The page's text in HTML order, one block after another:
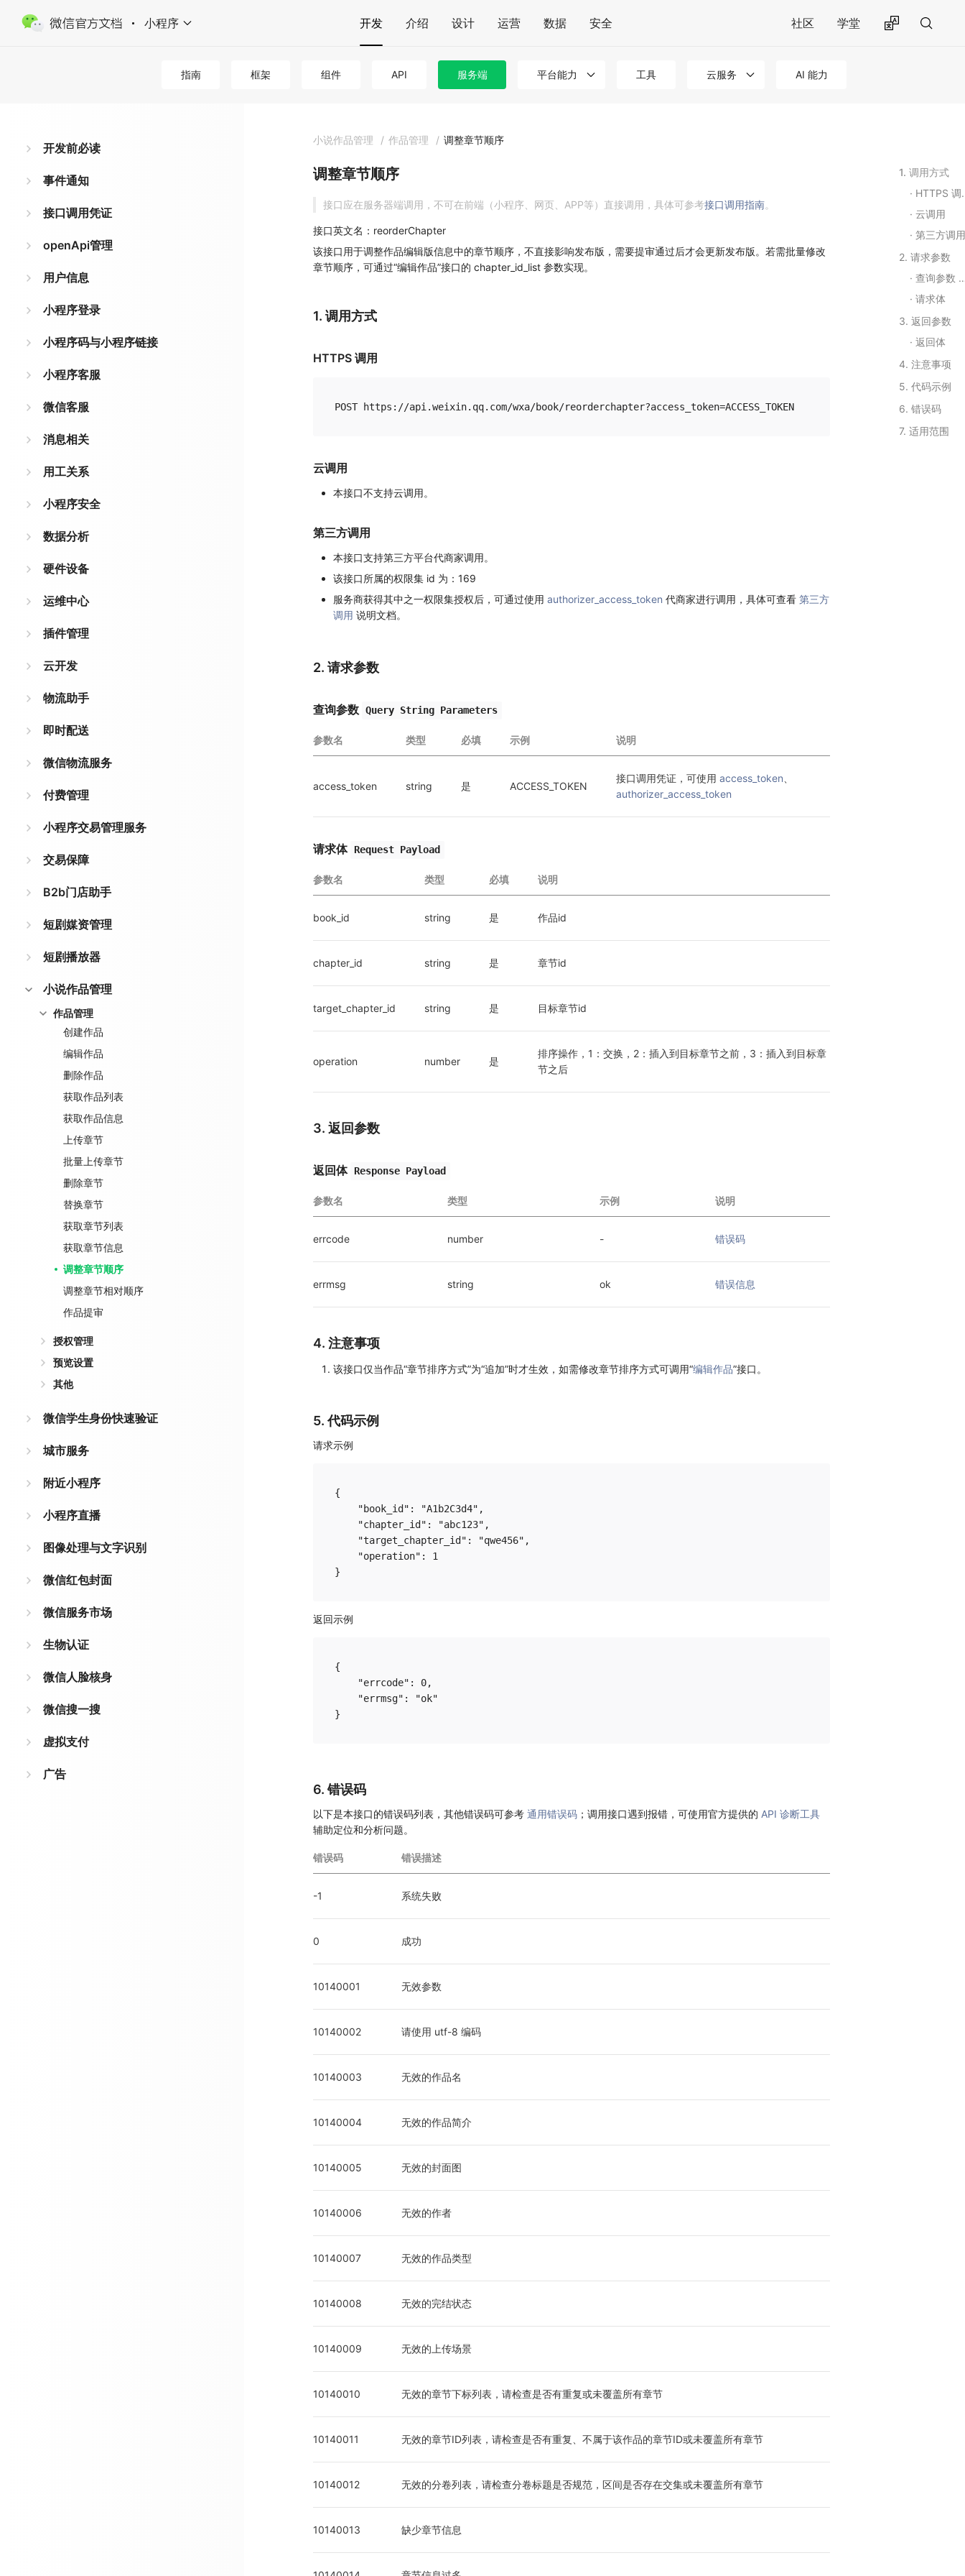
小程序 开发 介绍 设计 运营 数据 安全 社区 学堂
指南 框架 组件 API 服务端 平台能力 工具 云服务 AI 能力
开发前必读
事件通知
接口调用凭证
openApi管理
用户信息
小程序登录
小程序码与小程序链接
小程序客服
微信客服
消息相关
用工关系
小程序安全
数据分析
硬件设备
运维中心
插件管理
云开发
物流助手
即时配送
微信物流服务
付费管理
小程序交易管理服务
交易保障
B2b门店助手
短剧媒资管理
短剧播放器
小说作品管理
作品管理
创建作品
编辑作品
删除作品
获取作品列表
获取作品信息
上传章节
批量上传章节
删除章节
替换章节
获取章节列表
获取章节信息
调整章节顺序
调整章节相对顺序
作品提审
授权管理
预览设置
其他
微信学生身份快速验证
城市服务
附近小程序
小程序直播
图像处理与文字识别
微信红包封面
微信服务市场
生物认证
微信人脸核身
微信搜一搜
虚拟支付
广告
小说作品管理 / 作品管理 / 调整章节顺序
调整章节顺序
接口应在服务器端调用，不可在前端（小程序、网页、APP等）直接调用，具体可参考接口调用指南。
接口英文名：reorderChapter
该接口用于调整作品编辑版信息中的章节顺序，不直接影响发布版，需要提审通过后才会更新发布版。若需批量修改
章节顺序，可通过“编辑作品”接口的 chapter_id_list 参数实现。
1. 调用方式
HTTPS 调用
云调用
本接口不支持云调用。
第三方调用
本接口支持第三方平台代商家调用。
该接口所属的权限集 id 为：169
服务商获得其中之一权限集授权后，可通过使用 authorizer_access_token 代商家进行调用，具体可查看 第三方
调用 说明文档。
2. 请求参数
查询参数 Query String Parameters
参数名 类型 必填 示例 说明
access_token string 是 ACCESS_TOKEN
接口调用凭证，可使用 access_token
authorizer_access_token
请求体 Request Payload
参数名 类型 必填 说明
book_id string 是 作品id
chapter_id string 是 章节id
target_chapter_id string 是 目标章节id
operation number 是
排序操作，1：交换，2：插入到目标章节之前，3：插入到目标章
节之后
3. 返回参数
返回体 Response Payload
参数名 类型 示例 说明
errcode number - 错误码
errmsg string ok 错误信息
4. 注意事项
该接口仅当作品“章节排序方式”为“追加”时才生效，如需修改章节排序方式可调用“编辑作品”接口。
5. 代码示例
请求示例
{
    "book_id": "A1b2C3d4",
    "chapter_id": "abc123",
    "target_chapter_id": "qwe456",
    "operation": 1
返回示例
{
    "errcode": 0,
    "errmsg": "ok"
6. 错误码
以下是本接口的错误码列表，其他错误码可参考 通用错误码 ；调用接口遇到报错，可使用官方提供的 API 诊断工具
辅助定位和分析问题。
错误码 错误描述
-1 系统失败
0 成功
10140001 无效参数
10140002 请使用 utf-8 编码
10140003 无效的作品名
10140004 无效的作品简介
10140005 无效的封面图
10140006 无效的作者
10140007 无效的作品类型
10140008 无效的完结状态
10140009 无效的上传场景
10140010 无效的章节下标列表，请检查是否有重复或未覆盖所有章节
10140011 无效的章节ID列表，请检查是否有重复、不属于该作品的章节ID或未覆盖所有章节
10140012 无效的分卷列表，请检查分卷标题是否规范，区间是否存在交集或未覆盖所有章节
10140013 缺少章节信息
1. 调用方式
HTTPS 调用
云调用
第三方调用
2. 请求参数
查询参数 Query String Parameters
请求体
3. 返回参数
返回体
4. 注意事项
5. 代码示例
6. 错误码
7. 适用范围